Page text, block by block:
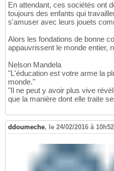
En attendant, ces sociétés ont
toujours des enfants qui
s'amuser avec leurs jouets
Alors les fondations de bonne
appauvrissent le monde entier,
Nelson Mandela
"L'éducation est votre arme la
monde."
"Il ne peut y avoir plus vive
que la manière dont elle traite
ddoumeche, le 24/02/2016 à 10h52